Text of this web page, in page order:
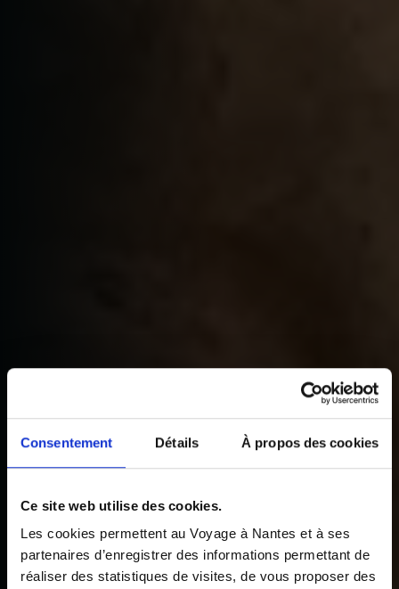
Consentement Détails À propos des cookies
Ce site web utilise des cookies.
Les cookies permettent au Voyage à Nantes et à ses
partenaires d’enregistrer des informations permettant de
réaliser des statistiques de visites, de vous proposer des